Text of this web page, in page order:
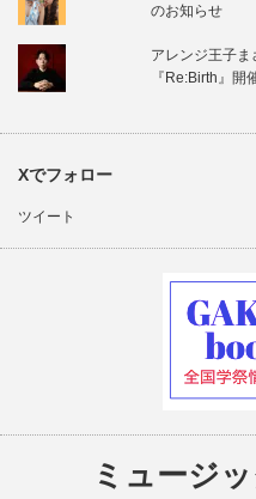
のお知らせ
アレンジ王子
『Re:Birth』開
Xでフォロー
ツイート
ミュージ